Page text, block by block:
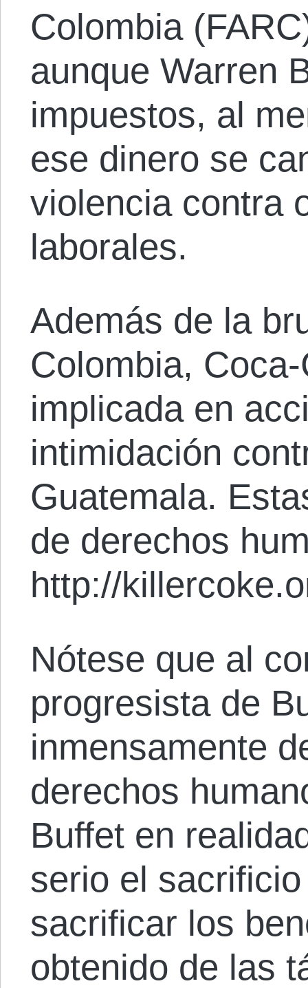
Colombia
aunque Warren
impuestos, al
ese dinero se
violencia contra
laborales.
Además de la
Colombia,
implicada en
intimidación
Guatemala.
de derechos
http://
Nótese que al
progresista de
inmensamente
derechos
Buffet en
serio el
sacrificar los
obtenido de las